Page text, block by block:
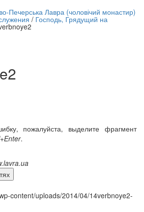
Печерська Лавра (чоловічий монастир)
/ Господь, Грядущий на
пожалуйста, выделите фрагмент
.
content/uploads/2014/04/14verbnoye2-